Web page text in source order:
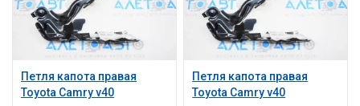
Петля капота правая
Toyota Camry v40
Петля капота правая
Toyota Camry v40